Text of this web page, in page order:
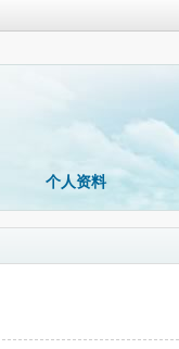
个人资料